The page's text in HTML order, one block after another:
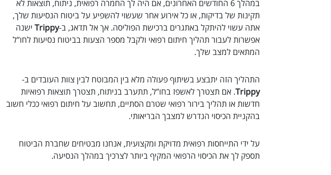
במהלך 6 החודשים האחרונים, אם היה לך החמרה רפואית, ניתוח, תוצאות לא
תקינות של בדיקות, או כל אירוע אחר שעשוי להשפיע על ביטוח הנסיעות שלך,
אתה עשוי להיתקל באתגרים ברכישת הפוליסה. אך אל תדאג, ב-Trippy ישנה
אפשרות לעבור תהליך חיתום רפואי ולקבל מספר הצעות בביטוח נסיעות לחו”ל
המתאים למצב שלך.
התהליך הזה יתבצע בשיתוף פעולה מלא בין המבוטח לבין צוות העובדים ב-
Trippy. אם תצטרך לאשפז בחו”ל, תתערב בניתוח, תצטרך תוצאות רפואיות
חדשות או תהליך בירור רפואי שטרם הסתיים, תחשוב על חיתום רפואי ככלי חשוב
בהקניית הכיסוי הנדרש למצבך הבריאותי.
על ידי התייחסות רפואית מדויקת ומקצועית, אנחנו מבטיחים שחברת הביטוח
תספק לך את הכיסוי הרפואי המקיף ביותר לצרכיך במהלך הנסיעה.